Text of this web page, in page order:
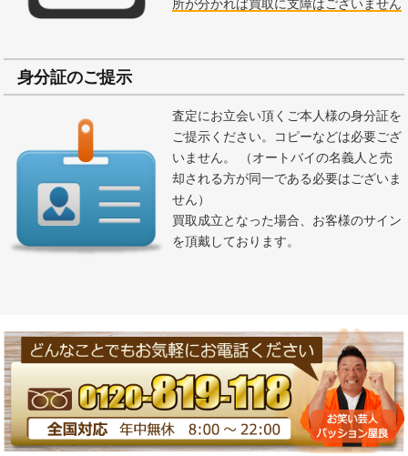
身分証のご提示
査定にお立会い頂くご本人様の身分証を
ご提示ください。コピーなどは必要ござ
いません。 （オートバイの名義人と売
却される方が同一である必要はございま
せん）
買取成立となった場合、お客様のサイン
を頂戴しております。